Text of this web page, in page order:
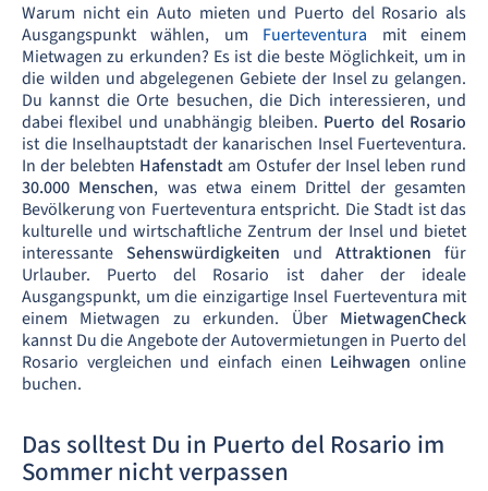
Warum nicht ein Auto mieten und Puerto del Rosario als
Ausgangspunkt wählen, um Fuerteventura mit einem
Mietwagen zu erkunden? Es ist die beste Möglichkeit, um in
die wilden und abgelegenen Gebiete der Insel zu gelangen.
Du kannst die Orte besuchen, die Dich interessieren, und
dabei flexibel und unabhängig bleiben. Puerto del Rosario
ist die Inselhauptstadt der kanarischen Insel Fuerteventura.
In der belebten Hafenstadtam Ostufer der Insel leben rund
30.000 Menschen, was etwa einem Drittel der gesamten
Bevölkerung von Fuerteventura entspricht. Die Stadt ist das
kulturelle und wirtschaftliche Zentrum der Insel und bietet
interessante Sehenswürdigkeiten und Attraktionen für
Urlauber. Puerto del Rosario ist daher der ideale
Ausgangspunkt, um die einzigartige Insel Fuerteventura mit
einem Mietwagen zu erkunden. Über MietwagenCheck
kannst Du die Angebote der Autovermietungen in Puerto del
Rosario vergleichen und einfach einen Leihwagen online
buchen.
Das solltest Du in Puerto del Rosario im
Sommer nicht verpassen